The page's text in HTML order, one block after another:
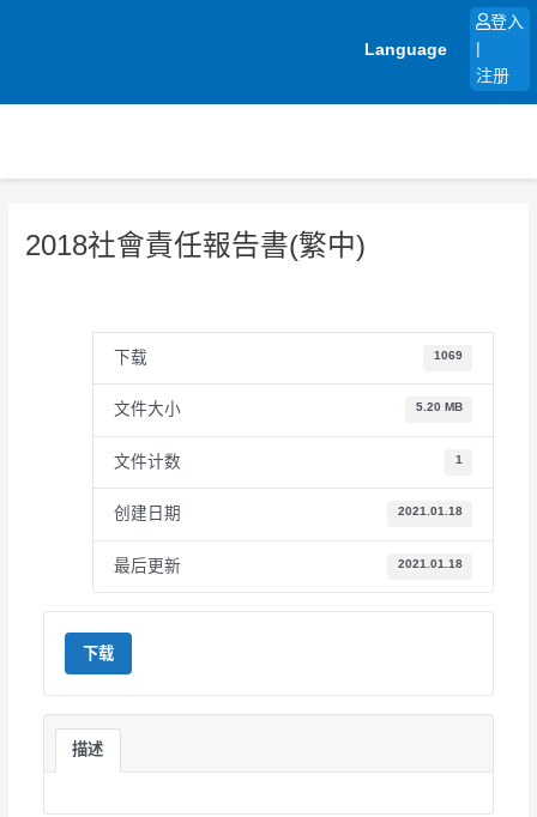
Language
登入
注册
2018社會責任報告書(繁中)
下载 1069
文件大小 5.20 MB
文件计数 1
创建日期 2021.01.18
最后更新 2021.01.18
下载
描述